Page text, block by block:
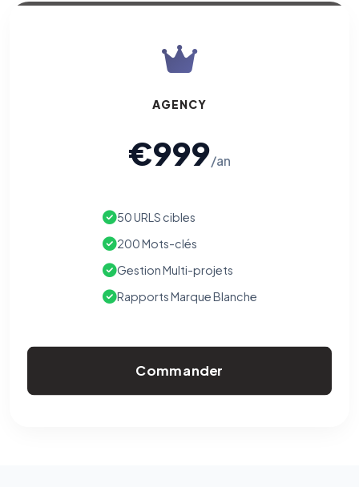
AGENCY
€999/an
50 URLS cibles
200 Mots-clés
Gestion Multi-projets
Rapports Marque Blanche
Commander